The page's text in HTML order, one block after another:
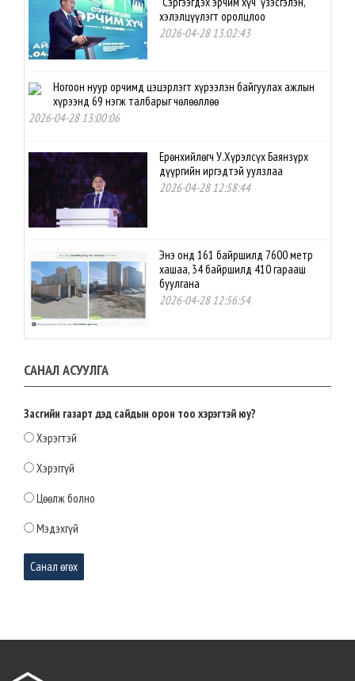
хэлэлцүүлэгт оролцлоо
2026-04-28 13:02:43
Ногоон нуур орчимд цэцэрлэгт хүрээлэн байгуулах ажлын
хүрээнд 69 нэгж талбарыг чөлөөллөө
2026-04-28 13:00:06
Ерөнхийлөгч У.Хүрэлсүх Баянзүрх
дүүргийн иргэдтэй уулзлаа
2026-04-28 12:58:44
Энэ онд 161 байршилд 7600 метр
хашаа, 34 байршилд 410 гарааш
буулгана
2026-04-28 12:56:54
оролцох иргэдийн эрх, оролцоог
бүрдлээ
САНАЛ АСУУЛГА
Засгийн газарт дэд сайдын орон тоо хэрэгтэй юу?
Хэрэгтэй
Хэрэггүй
Цөөлж болно
Мэдэхгүй